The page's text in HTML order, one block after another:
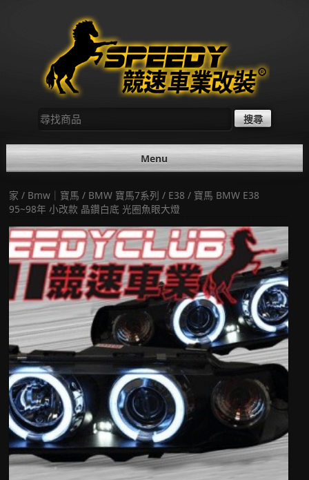
尋
找：
Menu
家 / Bmw｜寶馬 / BMW 寶馬7系列 / E38 / 寶馬 BMW E38
95~98年 小改款 晶鑽白底 光圈魚眼大燈